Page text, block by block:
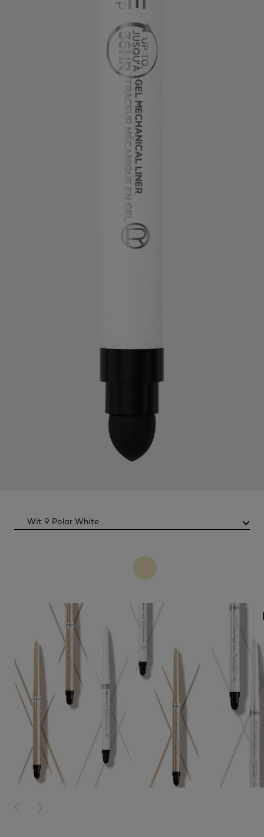
Color
Wit 9 Polar White
PREVIOUS CARD
NEXT CARD